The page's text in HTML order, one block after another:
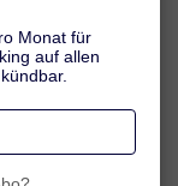
der bis zum